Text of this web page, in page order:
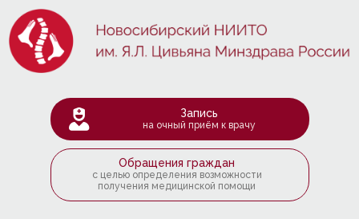
Запись
на очный приём к врачу
Обращения граждан
с целью определения возможности
получения медицинской помощи